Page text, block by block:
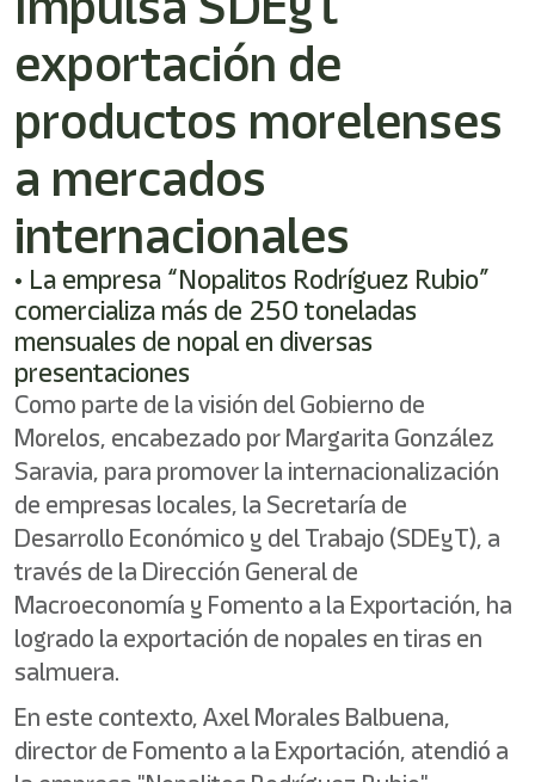
exportación de
productos morelenses
a mercados
internacionales
• La empresa “Nopalitos Rodríguez Rubio”
comercializa más de 250 toneladas
mensuales de nopal en diversas
presentaciones
Como parte de la visión del Gobierno de
Morelos, encabezado por Margarita González
Saravia, para promover la internacionalización
de empresas locales, la Secretaría de
Desarrollo Económico y del Trabajo (SDEyT), a
través de la Dirección General de
Macroeconomía y Fomento a la Exportación, ha
logrado la exportación de nopales en tiras en
salmuera.
En este contexto, Axel Morales Balbuena,
director de Fomento a la Exportación, atendió a